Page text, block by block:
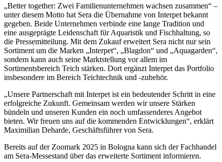
„Better together: Zwei Familienunternehmen wachsen zusammen“ –
unter diesem Motto hat Sera die Übernahme von Interpet bekannt
gegeben. Beide Unternehmen verbinde eine lange Tradition und
eine ausgeprägte Leidenschaft für Aquaristik und Fischhaltung, so
die Pressemitteilung. Mit dem Zukauf erweitert Sera nicht nur sein
Sortiment um die Marken „Interpet“, „Blagdon“ und „Aquagarden“,
sondern kann auch seine Marktstellung vor allem im
Sortimentsbereich Teich stärken. Dort ergänzt Interpet das Portfolio
insbesondere im Bereich Teichtechnik und -zubehör.
„Unsere Partnerschaft mit Interpet ist ein bedeutender Schritt in eine
erfolgreiche Zukunft. Gemeinsam werden wir unsere Stärken
bündeln und unseren Kunden ein noch umfassenderes Angebot
bieten. Wir freuen uns auf die kommenden Entwicklungen“, erklärt
Maximilian Deharde, Geschäftsführer von Sera.
Bereits auf der Zoomark 2025 in Bologna kann sich der Fachhandel
am Sera-Messestand über das erweiterte Sortiment informieren.